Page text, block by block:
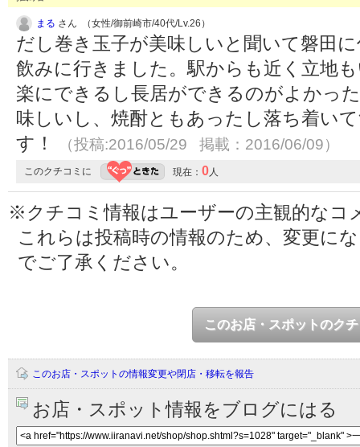
まる さん （女性/御前崎市/40代/Lv.26）
だし巻き玉子が美味しいと聞いて磐田
飲みに行きました。駅からも近く立地
楽にできるし長居ができるのがよかっ
味しいし、焼酎ともあったし落ち着い
す！
（投稿:2016/05/29 掲載：2016/06/09）
このクチコミに 現在： 0人
※クチコミ情報はユーザーの主観的なコ
これらは投稿時の情報のため、変更に
でご了承ください。
このお店・スポットのク
このお店・スポットの情報変更や閉店・移転を報告
お店・スポット情報をブログにはる